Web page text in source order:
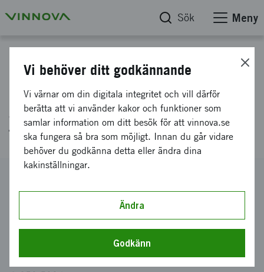
Sök Meny
Rörlighetspilot Kalmar:
Affärsutveckling för Hållbar
tillväxt
2003-00248
Högskolan i Kalmar-Institutionen för teknik
Bidrag från Vinnova
Vi behöver ditt godkännande
Vi värnar om din digitala integritet och vill därför
berätta att vi använder kakor och funktioner som
samlar information om ditt besök för att vinnova.se
ska fungera så bra som möjligt. Innan du går vidare
behöver du godkänna detta eller ändra dina
kakinställningar.
Ändra
Godkänn